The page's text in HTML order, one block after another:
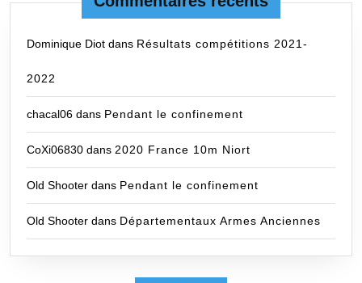
Dominique Diot dans Résultats compétitions 2021-
2022
chacal06 dans Pendant le confinement
CoXi06830 dans 2020 France 10m Niort
Old Shooter dans Pendant le confinement
Old Shooter dans Départementaux Armes Anciennes